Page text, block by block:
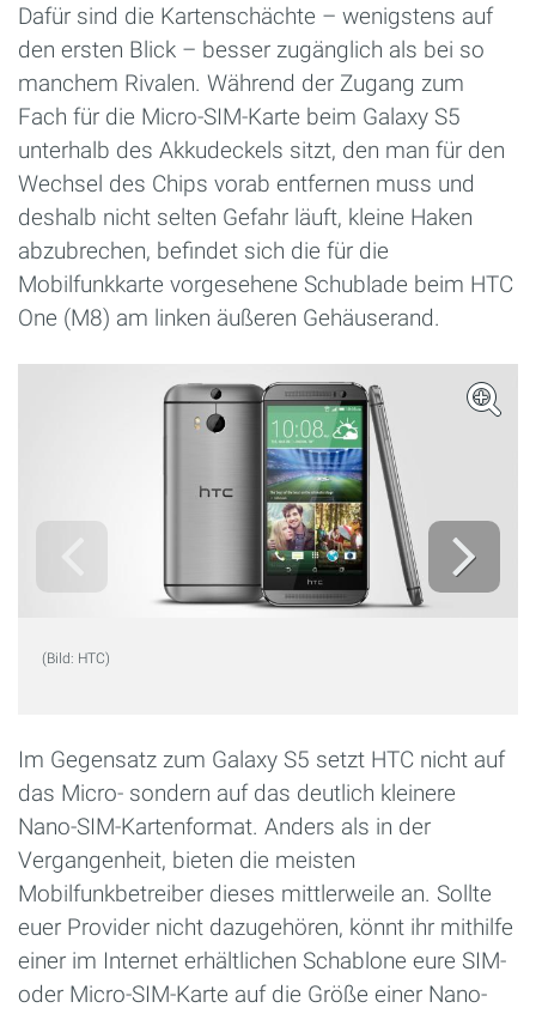
Dafür sind die Kartenschächte – wenigstens auf
den ersten Blick – besser zugänglich als bei so
manchem Rivalen. Während der Zugang zum
Fach für die Micro-SIM-Karte beim Galaxy S5
unterhalb des Akkudeckels sitzt, den man für den
Wechsel des Chips vorab entfernen muss und
deshalb nicht selten Gefahr läuft, kleine Haken
abzubrechen, befindet sich die für die
Mobilfunkkarte vorgesehene Schublade beim HTC
One (M8) am linken äußeren Gehäuserand.
(Bild: HTC)
Im Gegensatz zum Galaxy S5 setzt HTC nicht auf
das Micro- sondern auf das deutlich kleinere
Nano-SIM-Kartenformat. Anders als in der
Vergangenheit, bieten die meisten
Mobilfunkbetreiber dieses mittlerweile an. Sollte
euer Provider nicht dazugehören, könnt ihr mithilfe
einer im Internet erhältlichen Schablone eure SIM-
oder Micro-SIM-Karte auf die Größe einer Nano-